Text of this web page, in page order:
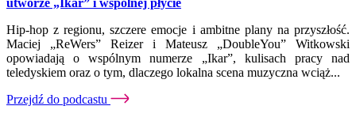
Hip-hop z regionu, szczere emocje i ambitne plany na przyszłość.
Maciej „ReWers” Reizer i Mateusz „DoubleYou” Witkowski
opowiadają o wspólnym numerze „Ikar”, kulisach pracy nad
teledyskiem oraz o tym, dlaczego lokalna scena muzyczna wciąż...
Przejdź do podcastu